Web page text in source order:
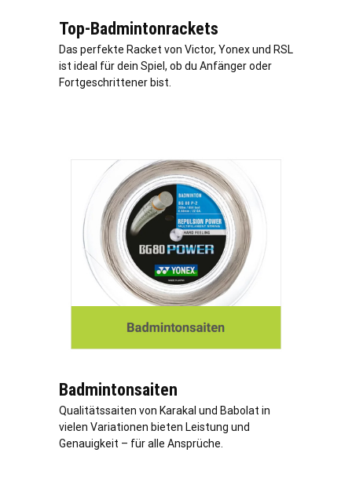
Top-Badmintonrackets
Das perfekte Racket von Victor, Yonex und RSL
ist ideal für dein Spiel, ob du Anfänger oder
Fortgeschrittener bist.
Badmintonsaiten
Qualitätssaiten von Karakal und Babolat in
vielen Variationen bieten Leistung und
Genauigkeit – für alle Ansprüche.